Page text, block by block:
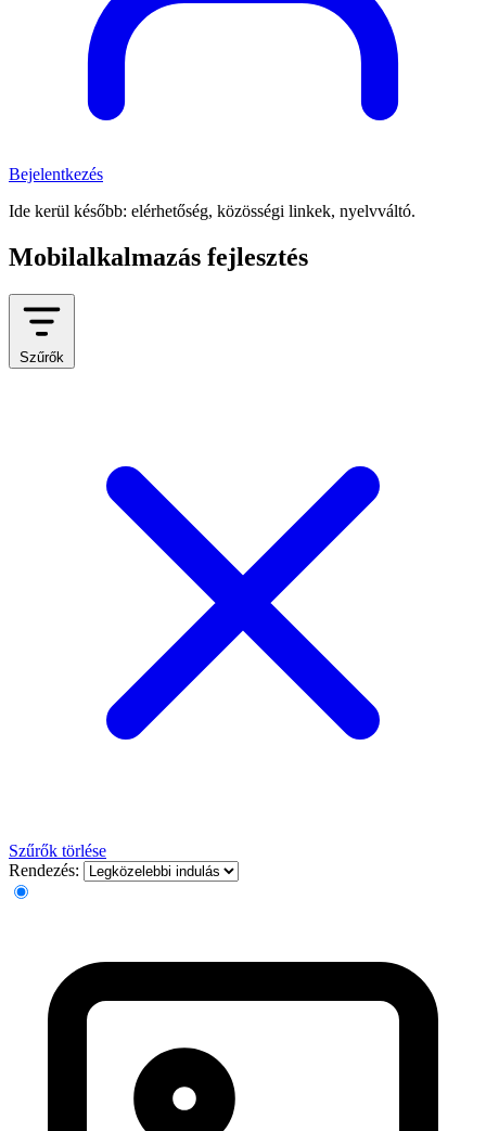
Bejelentkezés
Ide kerül később: elérhetőség, közösségi linkek, nyelvváltó.
Mobilalkalmazás fejlesztés
Szűrők
Szűrők törlése
Rendezés: